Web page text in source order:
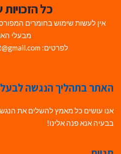
כל
אין לעשות שימוש בחומרים
מבעלי
לפרטים: Avihai.ZoomAt@gmail.com
האתר בתהליך הנגשה לבעלי
אנו עושים כל מאמץ להשלים את
בבעיה אנא פנה אלינו!